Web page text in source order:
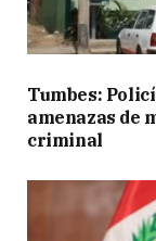
Tumbes:
amenazas de
criminal